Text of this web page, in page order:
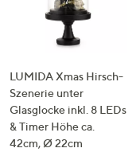
LUMIDA Xmas Hirsch-
Szenerie unter
Glasglocke inkl. 8 LEDs
& Timer Höhe ca.
42cm, Ø 22cm